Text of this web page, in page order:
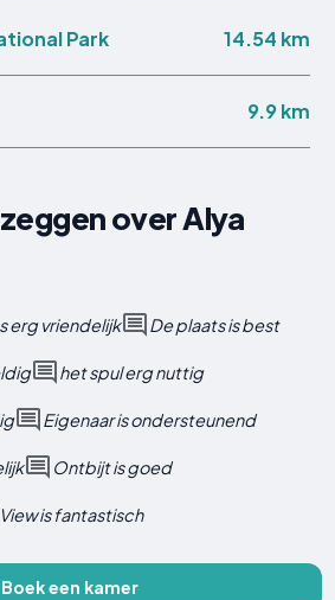
Park 14.54 km
9.9 km
over Alya
erg vriendelijk De plaats is best
het spul erg nuttig
Eigenaar is ondersteunend
Ontbijt is goed
View is fantastisch
Boek een kamer